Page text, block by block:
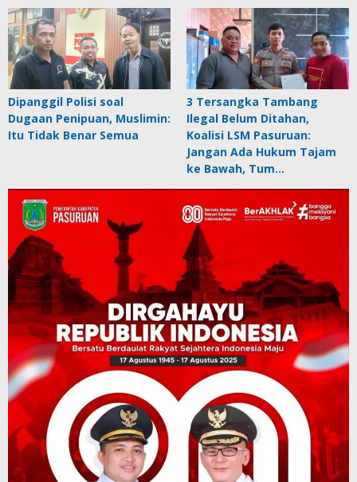
Dipanggil Polisi soal
Dugaan Penipuan, Muslimin:
Itu Tidak Benar Semua
3 Tersangka Tambang
Ilegal Belum Ditahan,
Koalisi LSM Pasuruan:
Jangan Ada Hukum Tajam
ke Bawah, Tum…